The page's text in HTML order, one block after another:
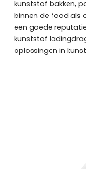
kunststof bakken,
binnen de food als
een goede
kunststof
oplossingen in